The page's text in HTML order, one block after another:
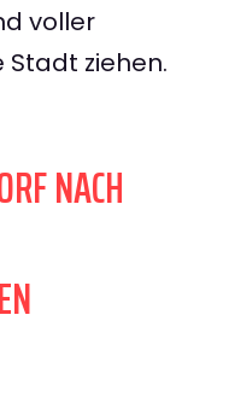
voller
ziehen.
NACH